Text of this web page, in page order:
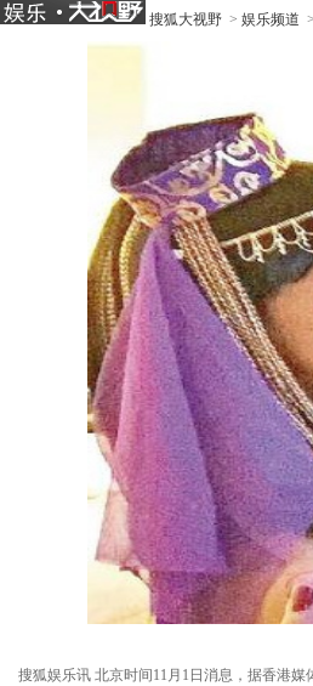
搜狐大视野 > 娱乐频道 >
搜狐娱乐讯 北京时间11月1日消息，据香港